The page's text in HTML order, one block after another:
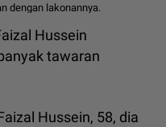
dengan lakonannya.
Hussein
tawaran
Hussein, 58, dia